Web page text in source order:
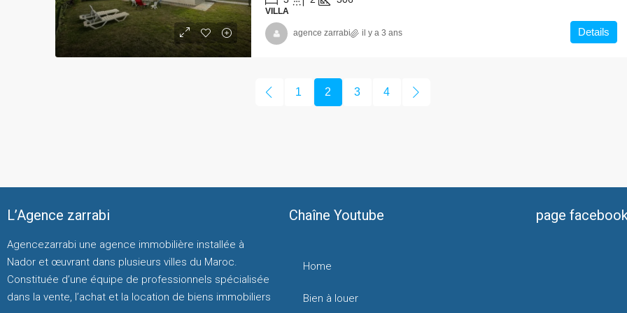
VILLA
Details
agence zarrabi il y a 3 ans
1 2 3 4
L’Agence zarrabi
Agencezarrabi une agence immobilière installée à
Nador et œuvrant dans plusieurs villes du Maroc.
Constituée d’une équipe de professionnels spécialisée
dans la vente, l’achat et la location de biens immobiliers
Chaîne Youtube
Home
Bien à louer
page